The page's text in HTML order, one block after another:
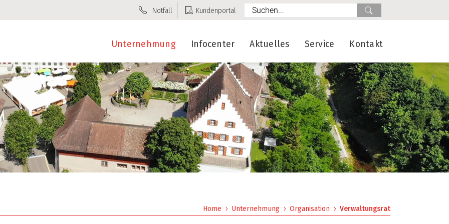
Notfall KundenportalSuche
Unternehmung Infocenter Aktuelles Service Kontakt
Home Unternehmung Organisation Verwaltungsrat